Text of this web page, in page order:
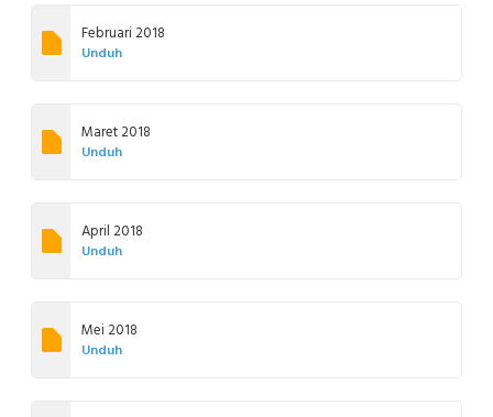
Februari 2018
Unduh
Maret 2018
Unduh
April 2018
Unduh
Mei 2018
Unduh